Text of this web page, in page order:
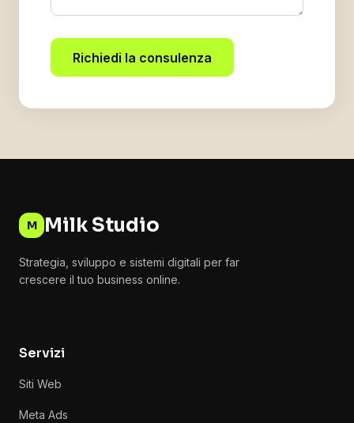
Richiedi la consulenza
M Milk Studio
Strategia, sviluppo e sistemi digitali per far
crescere il tuo business online.
Servizi
Siti Web
Meta Ads